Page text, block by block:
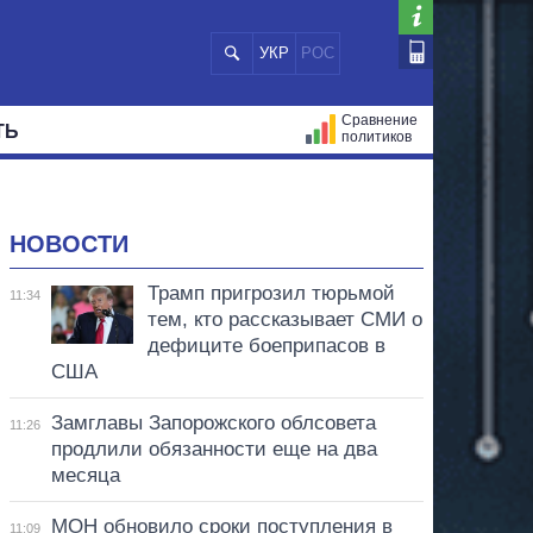
УКР РОС
Сравнение
политиков
НОВОСТИ
11:34
Трамп пригрозил тюрьмой
тем, кто рассказывает СМИ о
дефиците боеприпасов в
США
11:26
Замглавы Запорожского облсовета
продлили обязанности еще на два
месяца
11:09
МОН обновило сроки поступления в